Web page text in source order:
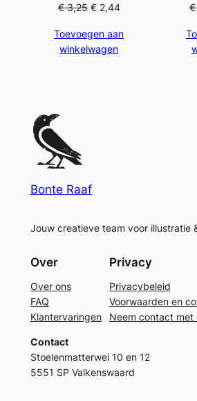
€3,25 €2,44
Toevoegen aan
winkelwagen
€
Bonte Raaf
Jouw creatieve team voor illustratie
Over
Over ons
FAQ
Klantervaringen
Privacy
Privacybeleid
Voorwaarden en
Neem contact met
Contact
Stoelenmatterwei 10 en 12
5551 SP Valkenswaard